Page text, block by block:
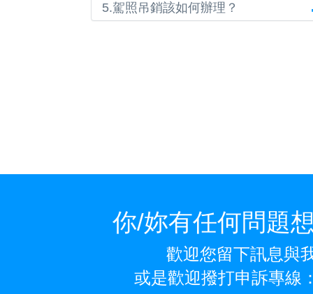
5.駕照吊銷該如何辦理？
我是辦公室沈心慈老師，舉凡所有體檢、文書
你/妳有任何問題
歡迎您留下訊息與
或是歡迎撥打申訴專線